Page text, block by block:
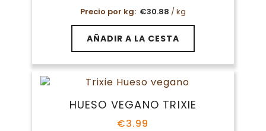
Precio por kg: €30.88 / kg
AÑADIR A LA CESTA
HUESO VEGANO TRIXIE
€3.99